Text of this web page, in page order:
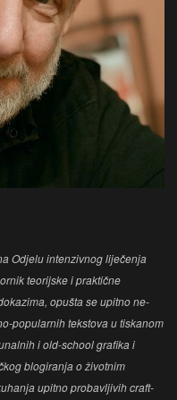
Odjelu intenzivnog liječenja
teorijske i praktične
opušta se upitno ne-
popularnih tekstova u tiskanom
i old-school grafika i
blogiranja o životnim
upitno probavljivih craft-